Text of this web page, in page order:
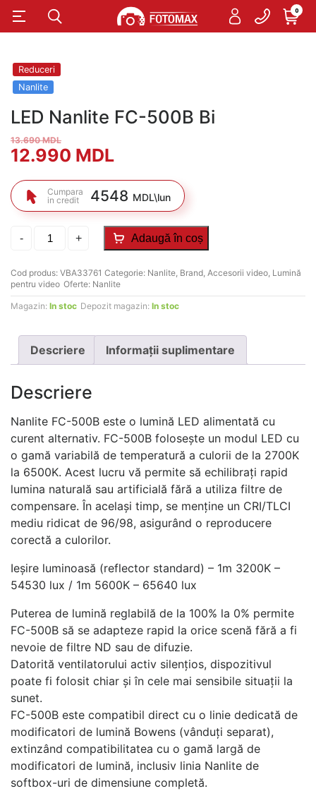
0
Reduceri
Nanlite
LED Nanlite FC-500B Bi
13.690MDL
Prețul
inițial
a
fost:
12.990 MDLPrețul
curent
este:
12.990 MDL.
Cumpara
in credit
4548 MDL\lun
-
Cantitate
LED
500B
Bi
+ Adaugă în coș
Cod produs: VBA33761 Categorie: Nanlite, Brand, Accesorii video, Lumină
pentru video Oferte: Nanlite
Magazin: In stoc Depozit magazin: In stoc
Descriere Informații suplimentare
Descriere
Nanlite FC-500B este o lumină LED alimentată cu
curent alternativ. FC-500B folosește un modul LED cu
o gamă variabilă de temperatură a culorii de la 2700K
la 6500K. Acest lucru vă permite să echilibrați rapid
lumina naturală sau artificială fără a utiliza filtre de
compensare. În același timp, se menține un CRI/TLCI
mediu ridicat de 96/98, asigurând o reproducere
corectă a culorilor.
Ieșire luminoasă (reflector standard) – 1m 3200K –
54530 lux / 1m 5600K – 65640 lux
Puterea de lumină reglabilă de la 100% la 0% permite
FC-500B să se adapteze rapid la orice scenă fără a fi
nevoie de filtre ND sau de difuzie.
Datorită ventilatorului activ silențios, dispozitivul
poate fi folosit chiar și în cele mai sensibile situații la
sunet.
FC-500B este compatibil direct cu o linie dedicată de
modificatori de lumină Bowens (vânduți separat),
extinzând compatibilitatea cu o gamă largă de
modificatori de lumină, inclusiv linia Nanlite de
softbox-uri de dimensiune completă.